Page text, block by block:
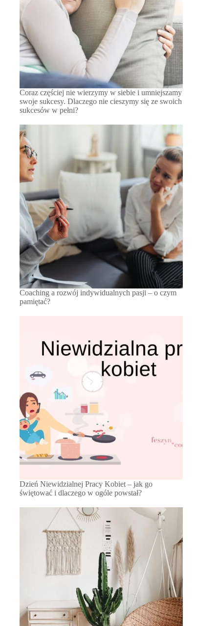
Coraz częściej nie wierzymy w siebie i umniejszamy
swoje sukcesy. Dlaczego nie cieszymy się ze swoich
sukcesów w pełni?
Coaching a rozwój indywidualnych pasji – o czym
pamiętać?
Dzień Niewidzialnej Pracy Kobiet – jak go
świętować i dlaczego w ogóle powstał?